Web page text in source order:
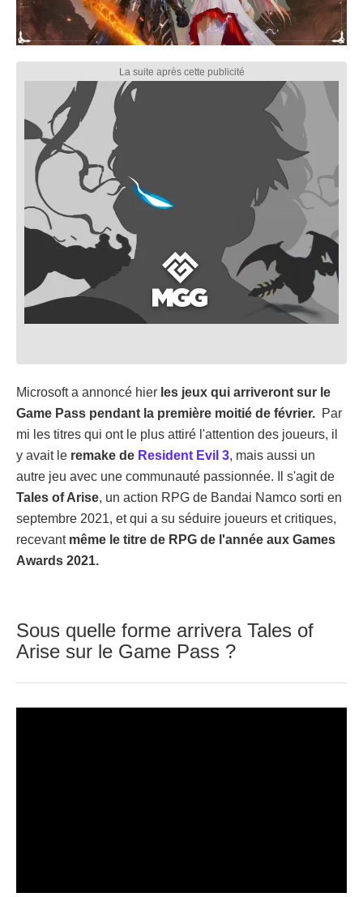
Microsoft a annoncé hier les jeux qui arriveront sur le
Game Pass pendant la première moitié de février. Par
mi les titres qui ont le plus attiré l'attention des joueurs, il
y avait le remake de Resident Evil 3, mais aussi un
autre jeu avec une communauté passionnée. Il s'agit de
Tales of Arise, un action RPG de Bandai Namco sorti en
septembre 2021, et qui a su séduire joueurs et critiques,
recevant même le titre de RPG de l'année aux Games
Awards 2021.
Sous quelle forme arrivera Tales of
Arise sur le Game Pass ?